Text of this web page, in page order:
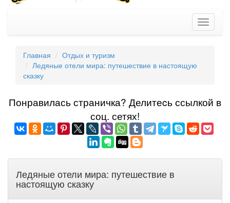
Toggle
Главная
Отдых и туризм
Ледяные отели мира: путешествие в настоящую
сказку
Понравилась страничка? Делитеcь ссылкой в
соц. сетях!
Ледяные отели мира: путешествие в
настоящую сказку